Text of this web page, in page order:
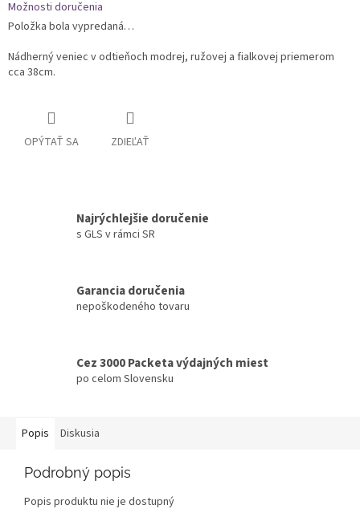
Možnosti doručenia
Položka bola vypredaná…
Nádherný veniec v odtieňoch modrej, ružovej a fialkovej priemerom
cca 38cm.
OPÝTAŤ SA ZDIEĽAŤ
Najrýchlejšie doručenie
s GLS v rámci SR
Garancia doručenia
nepoškodeného tovaru
Cez 3000 Packeta výdajných miest
po celom Slovensku
Popis Diskusia
Podrobný popis
Popis produktu nie je dostupný